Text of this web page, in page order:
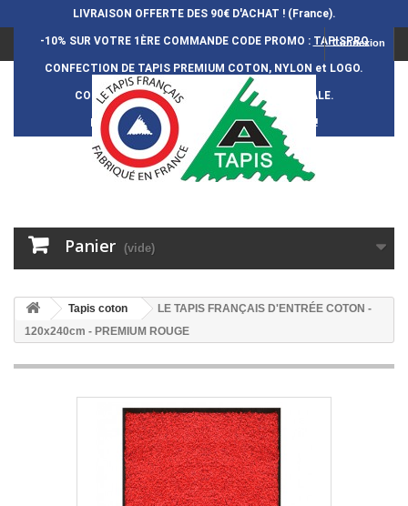
LIVRAISON OFFERTE DES 90€ D'ACHAT ! (France).
-10% SUR VOTRE 1ÈRE COMMANDECODE PROMO : TAPISPRO
CONFECTION DE TAPIS PREMIUM COTON, NYLON et LOGO.
CONFECTION FRANÇ AISE et 100% ARTISANALE.
DURÉE DE VIE DES TAPIS : 5 ANS ENVIRON !
Connexion
Panier (vide)
Tapis coton
LE TAPIS FRANÇAIS D'ENTRÉE COTON -
120x240cm - PREMIUM ROUGE